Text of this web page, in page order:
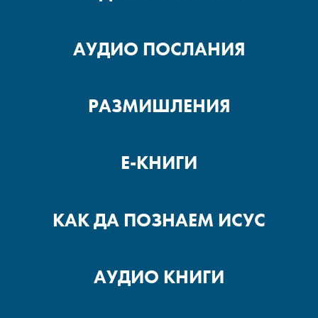
АУДИО ПОСЛАНИЯ
РАЗМИШЛЕНИЯ
Е-КНИГИ
КАК ДА ПОЗНАЕМ ИСУС
АУДИО КНИГИ